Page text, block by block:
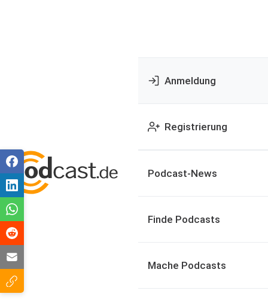
Anmeldung
Registrierung
Podcast-News
Finde Podcasts
Mache Podcasts